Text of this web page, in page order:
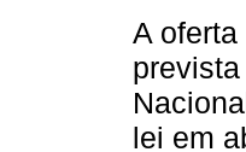
A
lei em